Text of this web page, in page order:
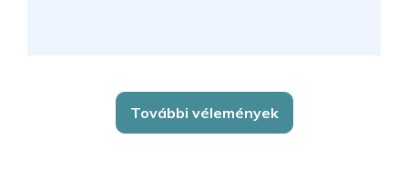
További vélemények